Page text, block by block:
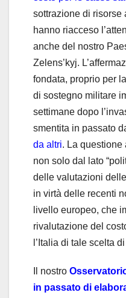
sottrazione di risorse
hanno riacceso
anche del nostro
Zelens’kyj.
fondata, proprio per
di sostegno militare
settimane dopo
smentita in passato
da altri. La questione
non solo dal lato
delle valutazioni
in virtà delle recenti
livello europeo, che
rivalutazione del
l’Italia di tale scelta
Il nostro
in passato di